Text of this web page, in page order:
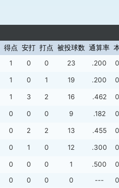
得点 安打 打点 被投球数 通算率
1 0 0 23 .200 0
1 0 1 19 .200 0
1 3 2 16 .462 0
0 0 0 9 .182 0
0 2 2 13 .455 0
0 1 0 12 .300 0
0 0 0 1 .500 0
0 0 0 0 ---
0